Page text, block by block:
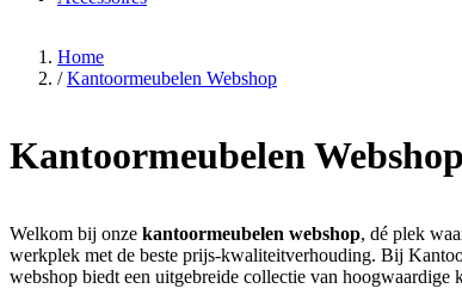
Home
/ Kantoormeubelen Webshop
Kantoormeubelen Webshop
Welkom bij onze kantoormeubelen webshop, dé plek
werkplek met de beste prijs-kwaliteitverhouding. Bij
webshop biedt een uitgebreide collectie van